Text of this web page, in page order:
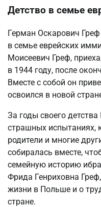
Детство в семье
Герман Оскарович
в семье еврейских
Моисеевич Греф,
в 1944 году, после
Вместе с собой он
освоился в новой
За годы своего
страшных испытаниях,
родители и многие
собиралась вместе,
семейную историю
Фрида Генриховна
жизни в Польше и о
стране.